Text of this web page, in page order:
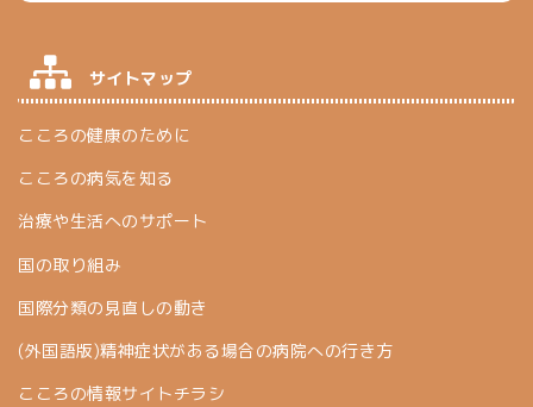
サイトマップ
こころの健康のために
こころの病気を知る
治療や生活へのサポート
国の取り組み
国際分類の見直しの動き
(外国語版)精神症状がある場合の病院への行き方
こころの情報サイトチラシ